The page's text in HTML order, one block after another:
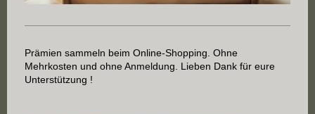
Prämien sammeln beim Online-Shopping. Ohne
Mehrkosten und ohne Anmeldung. Lieben Dank für eure
Unterstützung !